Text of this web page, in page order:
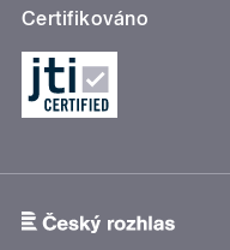
Certifikováno